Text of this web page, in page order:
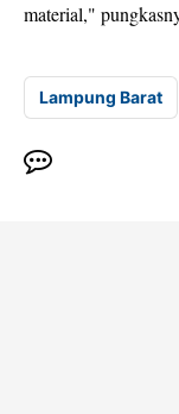
material,"
Lampung Barat